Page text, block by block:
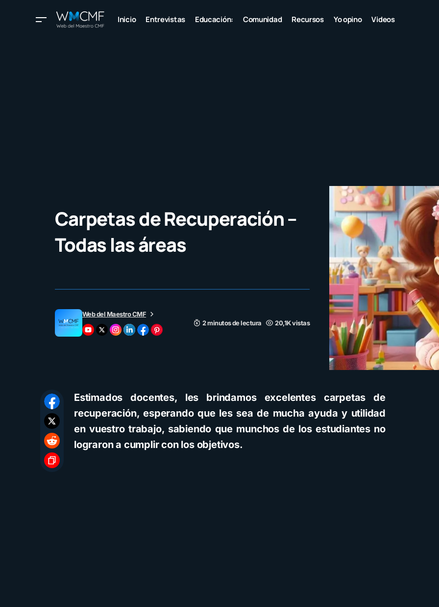
Inicio Entrevistas Educación: Comunidad Recursos Yo opino Videos
Carpetas de Recuperación –
Todas las áreas
Web del Maestro CMF
2 minutos de lectura
20,1K vistas
Estimados docentes, les brindamos excelentes carpetas de
recuperación, esperando que les sea de mucha ayuda y utilidad
en vuestro trabajo, sabiendo que munchos de los estudiantes no
lograron a cumplir con los objetivos.